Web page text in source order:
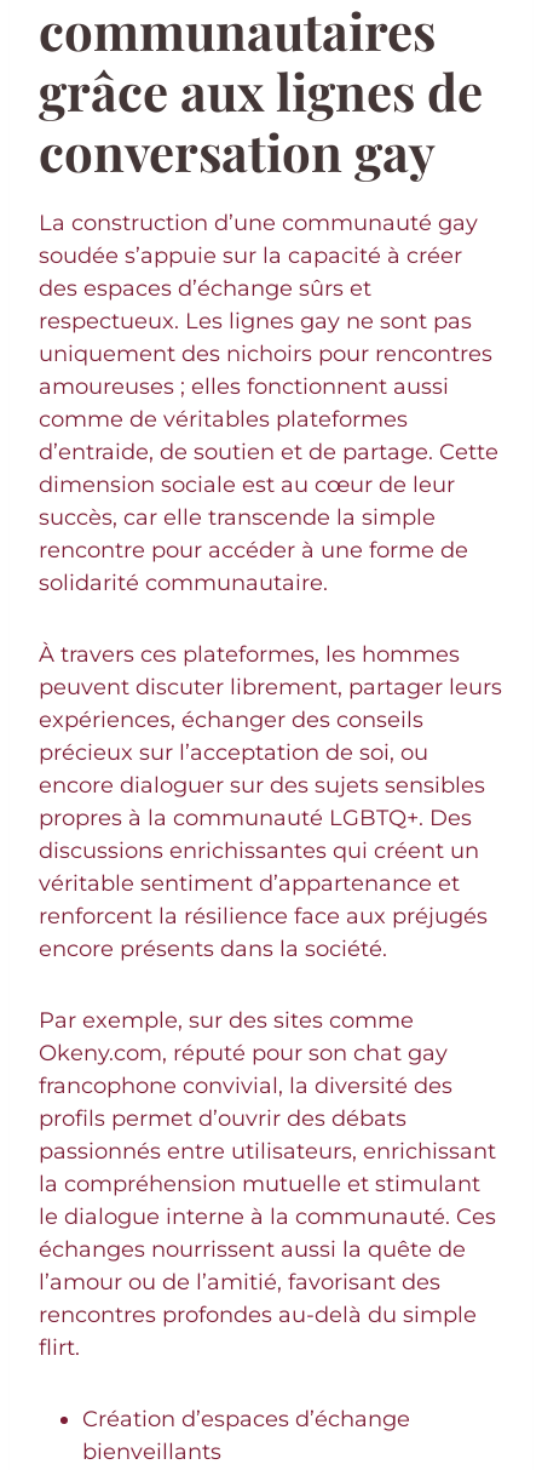
communautaires
grâce aux lignes de
conversation gay
La construction d’une communauté gay
soudée s’appuie sur la capacité à créer
des espaces d’échange sûrs et
respectueux. Les lignes gay ne sont pas
uniquement des nichoirs pour rencontres
amoureuses ; elles fonctionnent aussi
comme de véritables plateformes
d’entraide, de soutien et de partage. Cette
dimension sociale est au cœur de leur
succès, car elle transcende la simple
rencontre pour accéder à une forme de
solidarité communautaire.
À travers ces plateformes, les hommes
peuvent discuter librement, partager leurs
expériences, échanger des conseils
précieux sur l’acceptation de soi, ou
encore dialoguer sur des sujets sensibles
propres à la communauté LGBTQ+. Des
discussions enrichissantes qui créent un
véritable sentiment d’appartenance et
renforcent la résilience face aux préjugés
encore présents dans la société.
Par exemple, sur des sites comme
Okeny.com, réputé pour son chat gay
francophone convivial, la diversité des
profils permet d’ouvrir des débats
passionnés entre utilisateurs, enrichissant
la compréhension mutuelle et stimulant
le dialogue interne à la communauté. Ces
échanges nourrissent aussi la quête de
l’amour ou de l’amitié, favorisant des
rencontres profondes au-delà du simple
flirt.
Création d’espaces d’échange
bienveillants